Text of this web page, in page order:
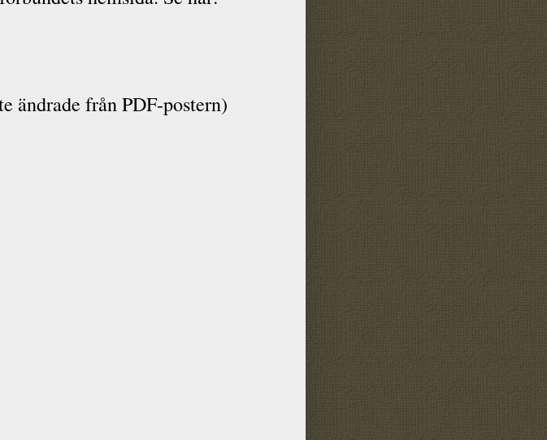
ändrade från PDF-postern)